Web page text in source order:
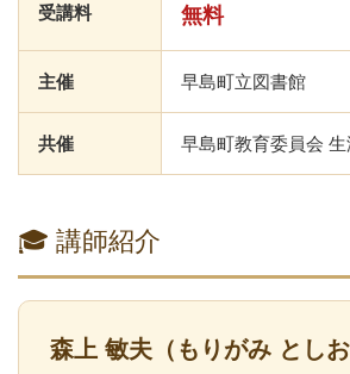
受講料 無料
主催 早島町立図書館
共催 早島町教育委員会
🎓 講師紹介
森上 敏夫（もりがみ とし